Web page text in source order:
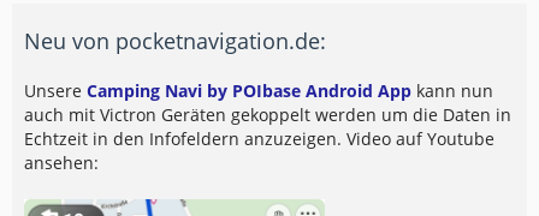
Neu von pocketnavigation.de:
Unsere Camping Navi by POIbase Android App kann nun
auch mit Victron Geräten gekoppelt werden um die Daten in
Echtzeit in den Infofeldern anzuzeigen. Video auf Youtube
ansehen: